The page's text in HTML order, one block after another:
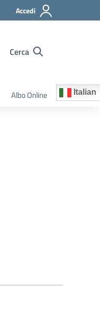
Accedi
Cerca
Albo Online Italian